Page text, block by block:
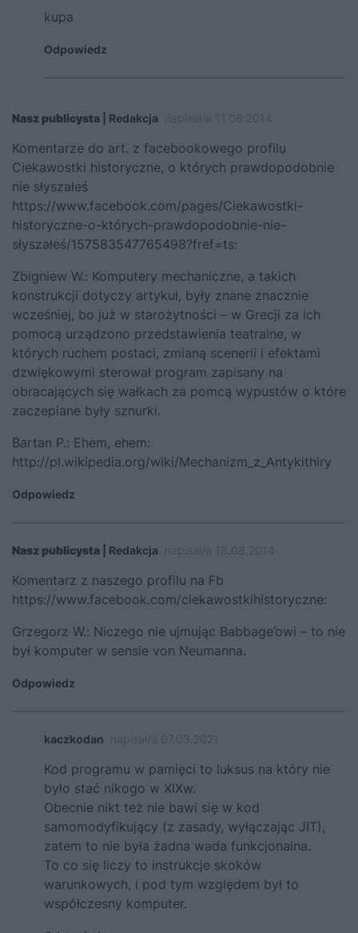
kupa
Odpowiedz
Nasz publicysta | Redakcja
Komentarze do art. z facebookowego profilu
Ciekawostki historyczne, o których prawdopodobnie
nie słyszałeś
https://www.facebook.com/pages/Ciekawostki-
historyczne-o-których-prawdopodobnie-nie-
słyszałeś/157583547765498?fref=ts:
Zbigniew W.: Komputery mechaniczne, a takich
konstrukcji dotyczy artykuł, były znane znacznie
wcześniej, bo już w starożytności – w Grecji za ich
pomocą urządzono przedstawienia teatralne, w
których ruchem postaci, zmianą scenerii i efektami
dzwiękowymi sterował program zapisany na
obracających się wałkach za pomcą wypustów o które
zaczepiane były sznurki.
Bartan P.: Ehem, ehem:
http://pl.wikipedia.org/wiki/Mechanizm_z_Antykithiry
Odpowiedz
Nasz publicysta | Redakcja
Komentarz z naszego profilu na Fb
https://www.facebook.com/ciekawostkihistoryczne:
Grzegorz W.: Niczego nie ujmując Babbage’owi – to nie
był komputer w sensie von Neumanna.
Odpowiedz
kaczkodan
Kod programu w pamięci to luksus na który nie
było stać nikogo w XIXw.
Obecnie nikt też nie bawi się w kod
samomodyfikujący (z zasady, wyłączając JIT),
zatem to nie była żadna wada funkcjonalna.
To co się liczy to instrukcje skoków
warunkowych, i pod tym względem był to
współczesny komputer.